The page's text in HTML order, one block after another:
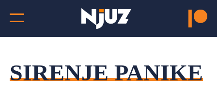
SIRENJE PANIKE